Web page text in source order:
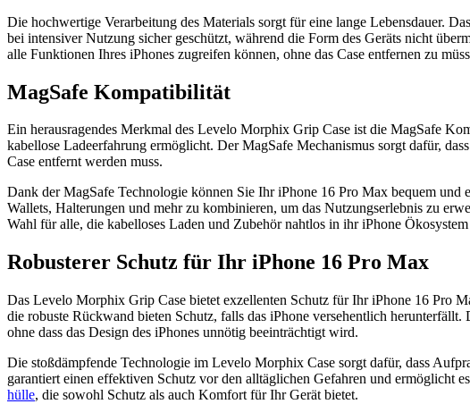
Die hochwertige Verarbeitung des Materials sorgt für eine lange Lebensdauer.
bei intensiver Nutzung sicher geschützt, während die Form des Geräts nicht
alle Funktionen Ihres iPhones zugreifen können, ohne das Case entfernen zu
MagSafe Kompatibilität
Ein herausragendes Merkmal des Levelo Morphix Grip Case ist die MagSafe
kabellose Ladeerfahrung ermöglicht. Der MagSafe Mechanismus sorgt dafür,
Case entfernt werden muss.
Dank der MagSafe Technologie können Sie Ihr iPhone 16 Pro Max bequem
Wallets, Halterungen und mehr zu kombinieren, um das Nutzungserlebnis zu
Wahl für alle, die kabelloses Laden und Zubehör nahtlos in ihr iPhone
Robusterer Schutz für Ihr iPhone 16 Pro Max
Das Levelo Morphix Grip Case bietet exzellenten Schutz für Ihr iPhone 16 Pro
die robuste Rückwand bieten Schutz, falls das iPhone versehentlich
ohne dass das Design des iPhones unnötig beeinträchtigt wird.
Die stoßdämpfende Technologie im Levelo Morphix Case sorgt dafür, dass
garantiert einen effektiven Schutz vor den alltäglichen Gefahren und ermöglicht
hülle, die sowohl Schutz als auch Komfort für Ihr Gerät bietet.